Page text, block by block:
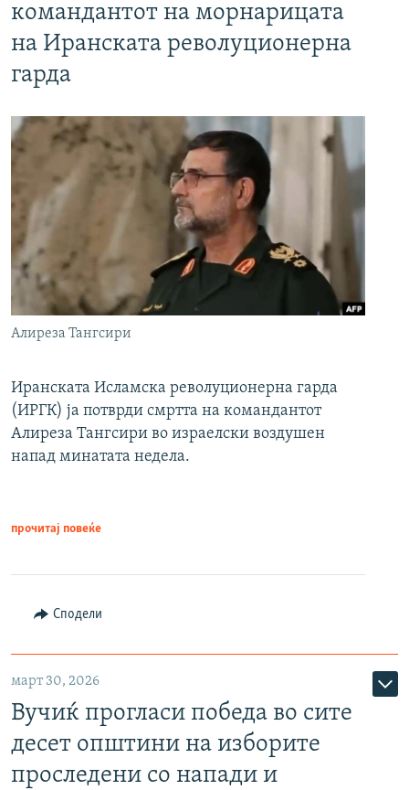
командантот на морнарицата
на Иранската револуционерна
гарда
Алиреза Тангсири
Иранската Исламска револуционерна гарда
(ИРГК) ја потврди смртта на командантот
Алиреза Тангсири во израелски воздушен
напад минатата недела.
прочитај повеќе
Сподели
март 30, 2026
Вучиќ прогласи победа во сите
десет општини на изборите
проследени со напади и